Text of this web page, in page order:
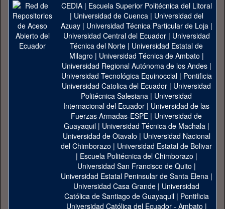
CEDIA| Escuela Superior Politécnica del Litoral
| Universidad de Cuenca| Universidad del
Azuay| Universidad Técnica Particular de Loja|
Universidad Central del Ecuador| Universidad
Técnica del Norte | Universidad Estatal de
Milagro | Universidad Técnica de Ambato |
Universidad Regional Autónoma de los Andes|
Universidad Tecnológica Equinoccial| Pontificia
Universidad Catolica del Ecuador | Universidad
Politécnica Salesiana | Universidad
Internacional del Ecuador | Universidad de las
Fuerzas Armadas-ESPE | Universidad de
Guayaquil| Universidad Técnica de Machala|
Universidad de Otavalo | Universidad Nacional
del Chimborazo | Universidad Estatal de Bolivar
| Escuela Politécnica del Chimborazo |
Universidad San Francisco de Quito |
Universidad Estatal Peninsular de Santa Elena|
Universidad Casa Grande | Universidad
Católica de Santiago de Guayaquil| Pontificia
Universidad Católica del Ecuador - Ambato |